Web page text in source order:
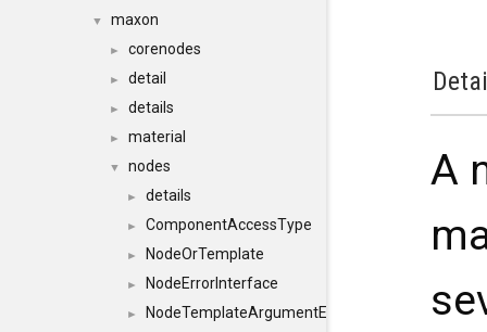
▼ maxon
► corenodes
► detail
► details
► material
▼ nodes
► details
► ComponentAccessType
► NodeOrTemplate
► NodeErrorInterface
► NodeTemplateArgumentErrorInterface
A